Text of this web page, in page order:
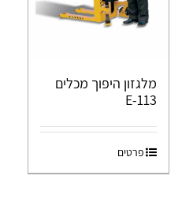
מלגזון היפוך מכלים
E-113
פרטים